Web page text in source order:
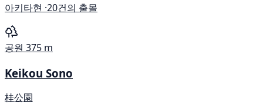
아키타현 ·20건의 출몰
공원 375 m
Keikou Sono
桂公園